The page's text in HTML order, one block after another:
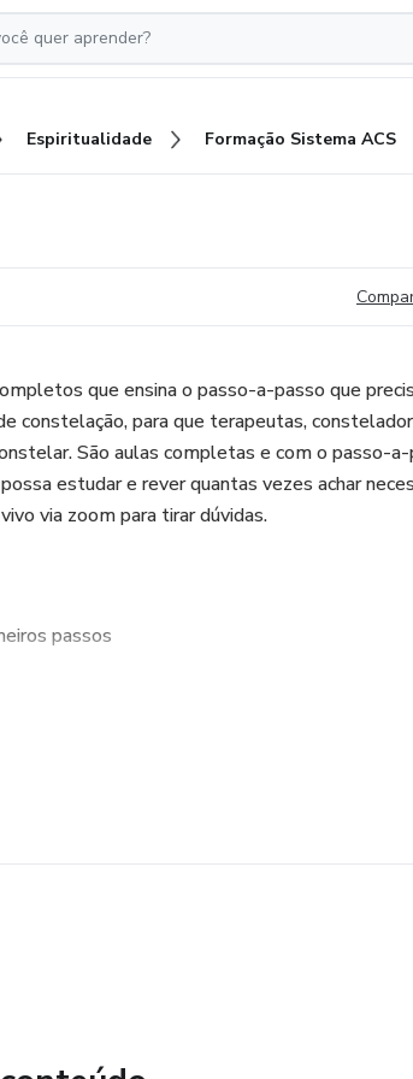
Espiritualidade Formação Sistema ACS
que ensina o passo-a-passo que
constelação, para que terapeutas,
São aulas completas e com o passo-
estudar e rever quantas vezes achar
via zoom para tirar dúvidas.
passos